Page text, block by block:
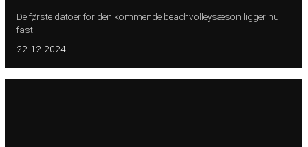
De første datoer for den kommende beachvolleysæson ligger nu
fast.
22-12-2024